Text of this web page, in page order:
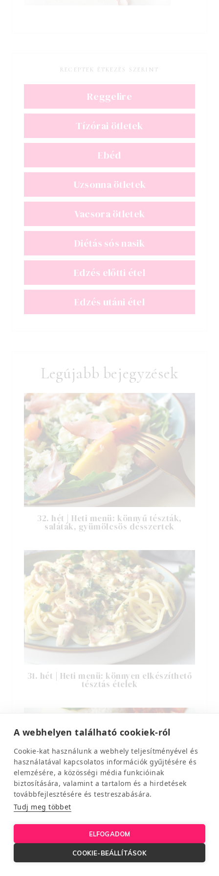
A webhelyen található cookiek-ról
Cookie-kat használunk a webhely teljesítményével és
használatával kapcsolatos információk gyűjtésére és
elemzésére, a közösségi média funkcióinak
biztosítására, valamint a tartalom és a hirdetések
továbbfejlesztésére és testreszabására.
Tudj meg többet
ELFOGADOM
COOKIE-BEÁLLÍTÁSOK
RECEPTEK ÉTKEZÉS SZERINT
Reggelire
Tízórai ötletek
Ebéd
Uzsonna ötletek
Vacsora ötletek
Diétás sós nasik
Edzés előtti étel
Edzés utáni étel
Legújabb bejegyzések
32. hét | Heti menü: könnyű tészták,
saláták, gyümölcsös desszertek
31. hét | Heti menü: könnyen elkészíthető
tésztás ételek
30. hét | Heti menü: friss alapanyagok
bőségében dúskálva